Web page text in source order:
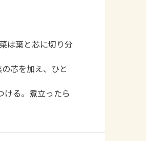
は葉と芯に切り分
芯を加え、ひと
ける。煮立ったら